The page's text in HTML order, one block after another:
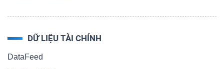
DỮ LIỆU TÀI CHÍNH
DataFeed